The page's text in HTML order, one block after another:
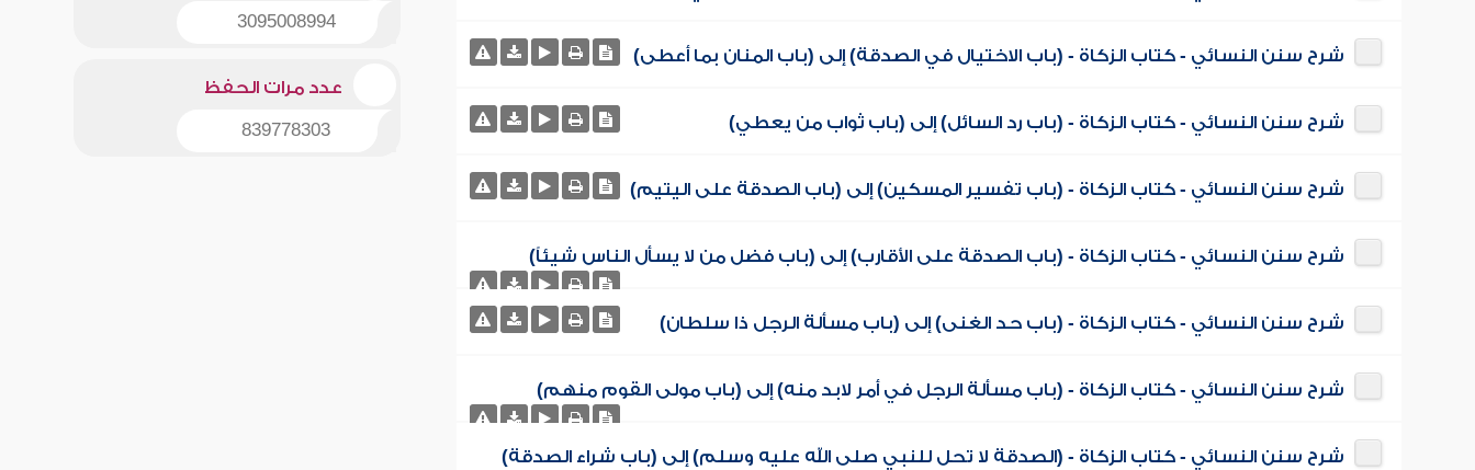
شرح سنن النسائي - كتاب الزكاة - (باب الاختيال في الصدقة) إلى (باب المنان بما أعطى)
شرح سنن النسائي - كتاب الزكاة - (باب رد السائل) إلى (باب ثواب من يعطي)
شرح سنن النسائي - كتاب الزكاة - (باب تفسير المسكين) إلى (باب الصدقة على اليتيم)
شرح سنن النسائي - كتاب الزكاة - (باب الصدقة على الأقارب) إلى (باب فضل من لا يسأل الناس شيئاً)
شرح سنن النسائي - كتاب الزكاة - (باب حد الغنى) إلى (باب مسألة الرجل ذا سلطان)
شرح سنن النسائي - كتاب الزكاة - (باب مسألة الرجل في أمر لابد منه) إلى (باب مولى القوم منهم)
شرح سنن النسائي - كتاب الزكاة - (الصدقة لا تحل للنبي صلى الله عليه وسلم) إلى (باب شراء الصدقة)
3095008994
عدد مرات الحفظ
839778303